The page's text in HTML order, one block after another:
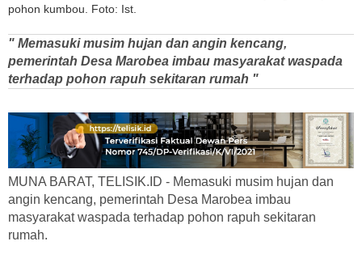
pohon kumbou. Foto: Ist.
" Memasuki musim hujan dan angin kencang,
pemerintah Desa Marobea imbau masyarakat waspada
terhadap pohon rapuh sekitaran rumah "
MUNA BARAT, TELISIK.ID - Memasuki musim hujan dan
angin kencang, pemerintah Desa Marobea imbau
masyarakat waspada terhadap pohon rapuh sekitaran
rumah.